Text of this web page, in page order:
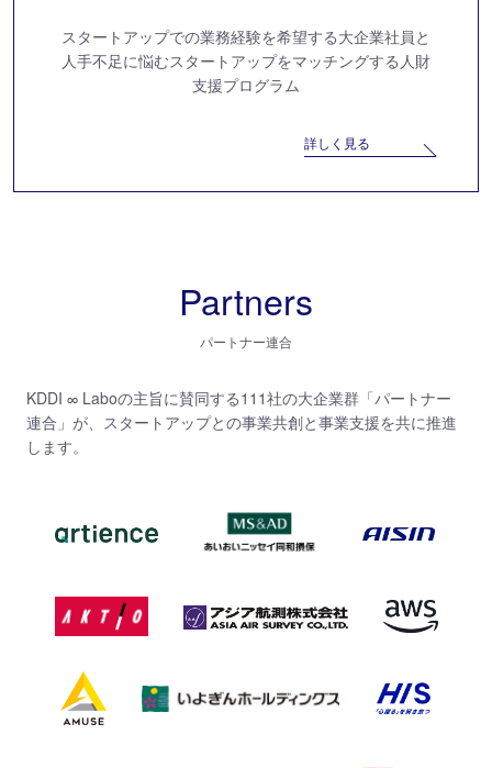
スタートアップでの業務経験を希望する大企業社員と
人手不足に悩むスタートアップをマッチングする 人財
支援プログラム
詳しく見る
Partners
パートナー連合
KDDI ∞ Laboの主旨に賛同する111社の大企業群「パートナー
連合」が、 スタートアップとの事業共創と事業支援を共に推進
します。